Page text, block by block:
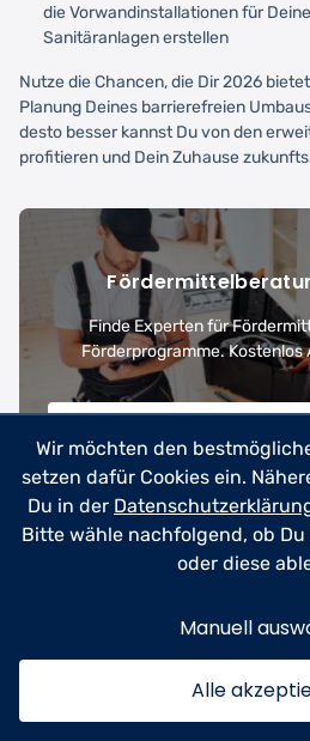
die Vorwandinstallationen für
Sanitäranlagen erstellen
Nutze die Chancen, die Dir 2026
Planung Deines barrierefreien
desto besser kannst Du von den
profitieren und Dein Zuhause
Finde Experten für
Förderprogramme. Kostenlos
✓ Kostenlos ✓
Das Neueste aus
Wir möchten den
setzen dafür Cookies ein.
Du in der
Bitte wähle nachfolgend, ob
oder diese
Manuell
Alle